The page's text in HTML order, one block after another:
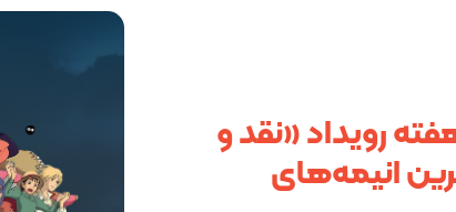
رویداد «نقد و
انیمه‌های